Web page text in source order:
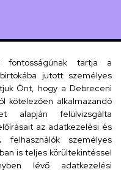
utca 33.
tartja a
jutott személyes
Önt, hogy a Debreceni
kötelezően alkalmazandó
alapján felülvizsgálta
az adatkezelési és
személyes
is teljes körültekintéssel
lévő adatkezelési